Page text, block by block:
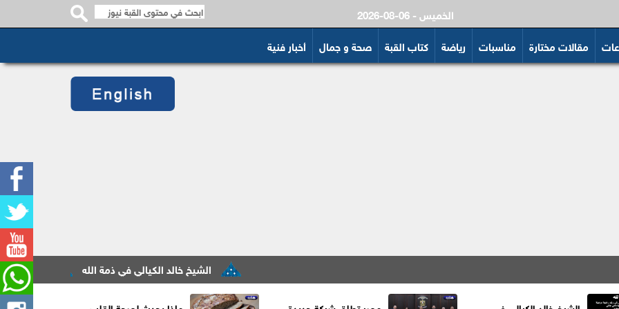
2026-08-06 - الخميس
مقالات مختارة مناسبات رياضة كتاب القبة صحة و جمال أخبار فنية
الشيخ خالد الكيالي في ذمة الله مصر تطلق شركة